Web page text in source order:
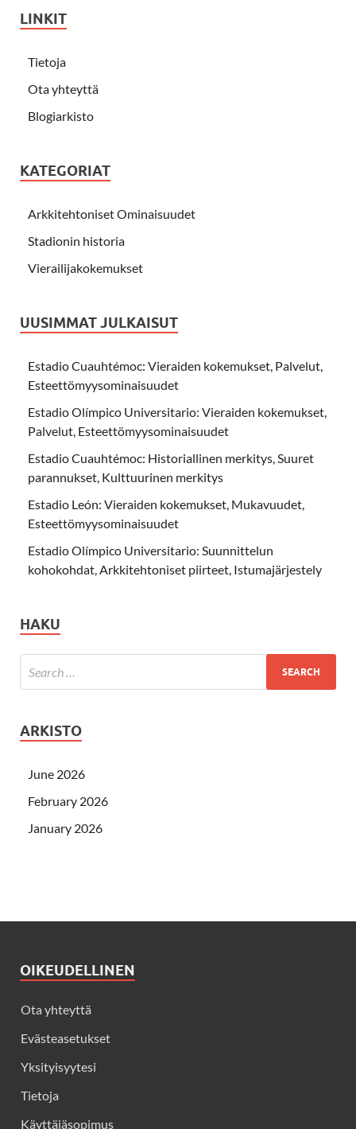
LINKIT
Tietoja
Ota yhteyttä
Blogiarkisto
KATEGORIAT
Arkkitehtoniset Ominaisuudet
Stadionin historia
Vierailijakokemukset
UUSIMMAT JULKAISUT
Estadio Cuauhtémoc: Vieraiden kokemukset, Palvelut,
Esteettömyysominaisuudet
Estadio Olímpico Universitario: Vieraiden kokemukset,
Palvelut, Esteettömyysominaisuudet
Estadio Cuauhtémoc: Historiallinen merkitys, Suuret
parannukset, Kulttuurinen merkitys
Estadio León: Vieraiden kokemukset, Mukavuudet,
Esteettömyysominaisuudet
Estadio Olímpico Universitario: Suunnittelun
kohokohdat, Arkkitehtoniset piirteet, Istumajärjestely
HAKU
ARKISTO
June 2026
February 2026
January 2026
OIKEUDELLINEN
Ota yhteyttä
Evästeasetukset
Yksityisyytesi
Tietoja
Käyttäjäsopimus